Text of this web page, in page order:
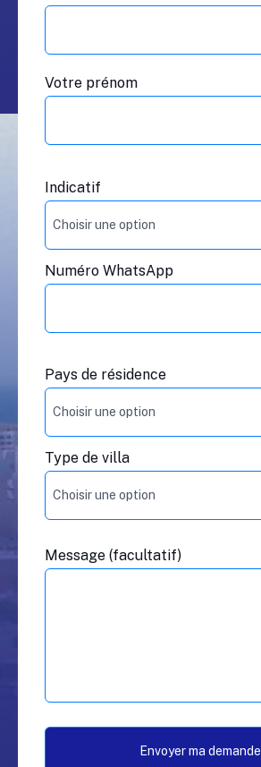
Votre prénom
Indicatif
Numéro WhatsApp
Pays de résidence
Type de villa
Message (facultatif)